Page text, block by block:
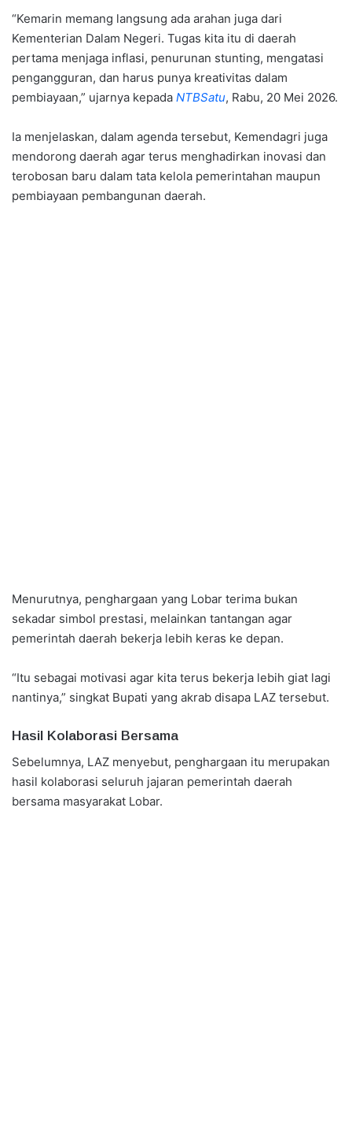
“Kemarin memang langsung ada arahan juga dari
Kementerian Dalam Negeri. Tugas kita itu di daerah
pertama menjaga inflasi, penurunan stunting, mengatasi
pengangguran, dan harus punya kreativitas dalam
pembiayaan,” ujarnya kepada NTBSatu, Rabu, 20 Mei 2026.
Ia menjelaskan, dalam agenda tersebut, Kemendagri juga
mendorong daerah agar terus menghadirkan inovasi dan
terobosan baru dalam tata kelola pemerintahan maupun
pembiayaan pembangunan daerah.
Menurutnya, penghargaan yang Lobar terima bukan
sekadar simbol prestasi, melainkan tantangan agar
pemerintah daerah bekerja lebih keras ke depan.
“Itu sebagai motivasi agar kita terus bekerja lebih giat lagi
nantinya,” singkat Bupati yang akrab disapa LAZ tersebut.
Hasil Kolaborasi Bersama
Sebelumnya, LAZ menyebut, penghargaan itu merupakan
hasil kolaborasi seluruh jajaran pemerintah daerah
bersama masyarakat Lobar.